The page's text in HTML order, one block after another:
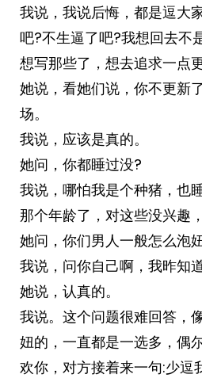
我说，我说后悔，都是逗大
吧?不生逼了吧?我想回去不
想写那些了，想去追求一点
她说，看她们说，你不更新
场。
我说，应该是真的。
她问，你都睡过没?
我说，哪怕我是个种猪，也
那个年龄了，对这些没兴趣
她问，你们男人一般怎么泡
我说，问你自己啊，我昨知
她说，认真的。
我说。这个问题很难回答，
妞的，一直都是一选多，偶
欢你，对方接着来一句:少逗